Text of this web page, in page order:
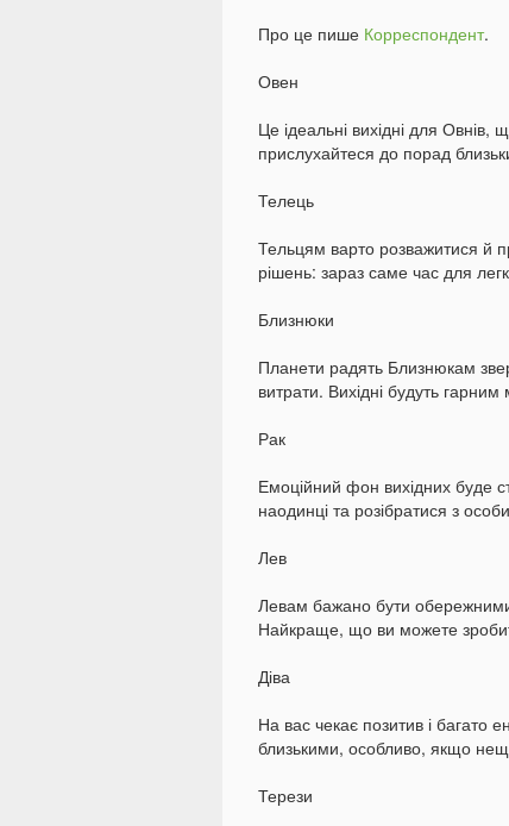
Про це пише Корреспондент.
Овен
Це ідеальні вихідні для
прислухайтеся до порад
Телець
Тельцям варто розважитися й
рішень: зараз саме час для
Близнюки
Планети радять Близнюкам
витрати. Вихідні будуть
Рак
Емоційний фон вихідних буде
наодинці та розібратися з
Лев
Левам бажано бути
Найкраще, що ви можете
Діва
На вас чекає позитив і багато
близькими, особливо, якщо
Терези